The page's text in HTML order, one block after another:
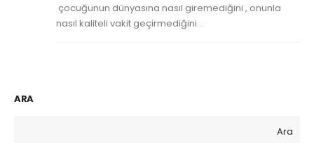
çocuğunun dünyasına nasıl giremediğini , onunla
nasıl kaliteli vakit geçirmediğini...
ARA
Ara